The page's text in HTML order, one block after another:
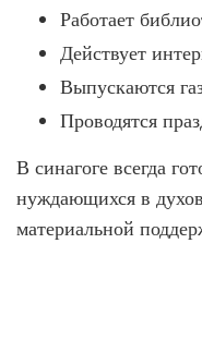
Работает
Действует
Выпускаются
Проводятся
В синагоге всегда
нуждающихся в
материальной